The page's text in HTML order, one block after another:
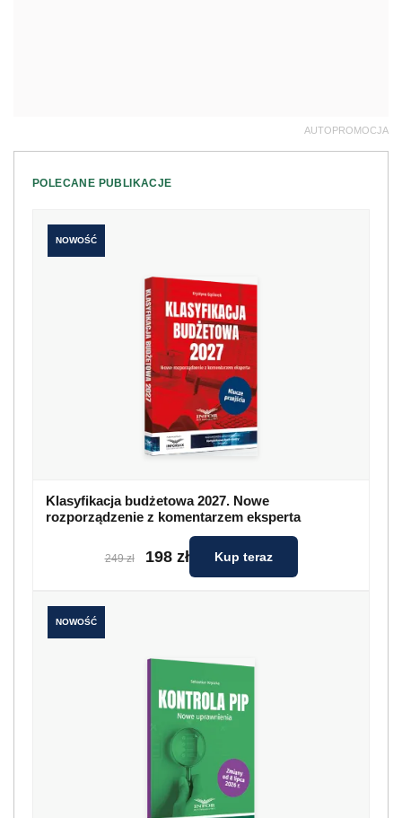
AUTOPROMOCJA
POLECANE PUBLIKACJE
NOWOŚĆ
Klasyfikacja budżetowa 2027. Nowe
rozporządzenie z komentarzem eksperta
249 zł 198 zł Kup teraz
NOWOŚĆ